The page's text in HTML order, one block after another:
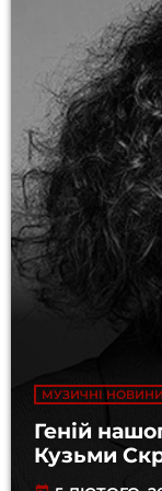
МУЗИЧНІ НОВИНИ
Геній
Кузьми